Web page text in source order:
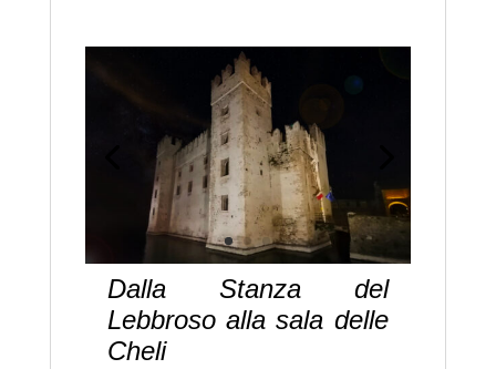
Dalla Stanza del
Lebbroso alla sala delle
Cheli